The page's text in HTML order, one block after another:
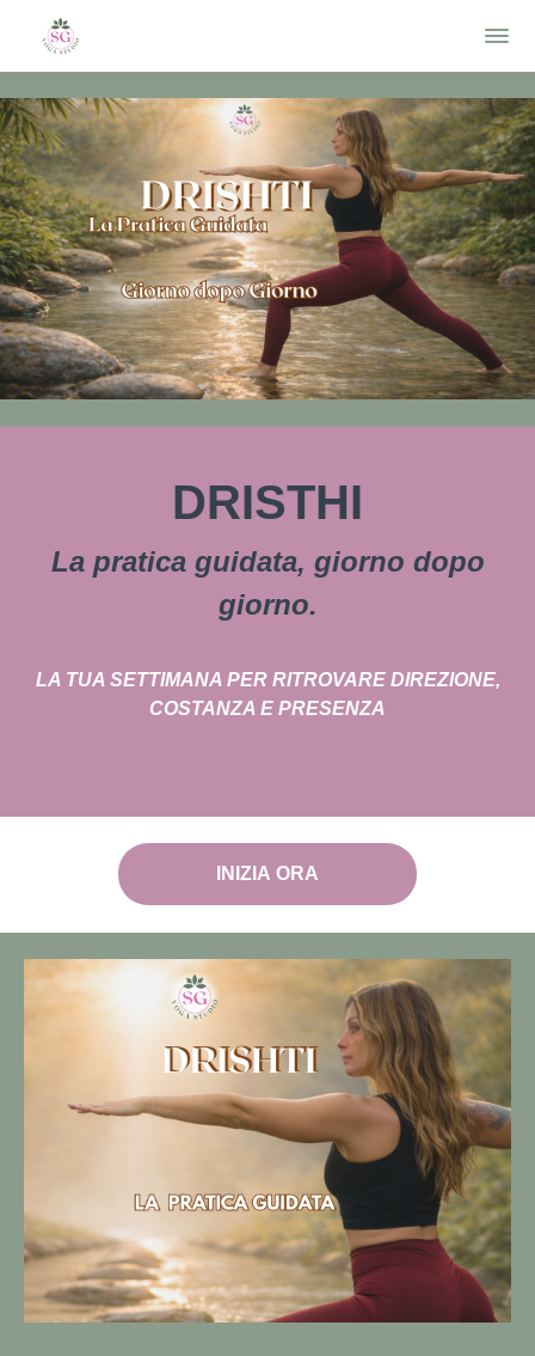
DRISTHI
La pratica guidata, giorno dopo
giorno.
LA TUA SETTIMANA PER RITROVARE DIREZIONE,
COSTANZA E PRESENZA
INIZIA ORA